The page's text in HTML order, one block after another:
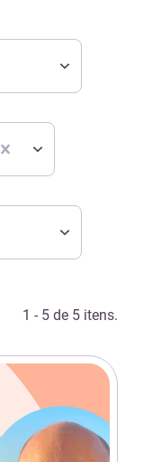
1 - 5 de 5 itens.